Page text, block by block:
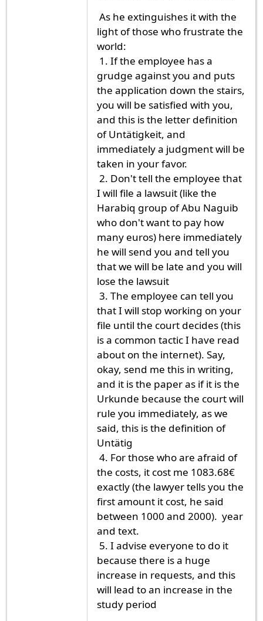
As he extinguishes it with the
light of those who frustrate the
world:
1. If the employee has a
grudge against you and puts
the application down the stairs,
you will be satisfied with you,
and this is the letter definition
of Untätigkeit, and
immediately a judgment will be
taken in your favor.
2. Don't tell the employee that
I will file a lawsuit (like the
Harabiq group of Abu Naguib
who don't want to pay how
many euros) here immediately
he will send you and tell you
that we will be late and you will
lose the lawsuit
3. The employee can tell you
that I will stop working on your
file until the court decides (this
is a common tactic I have read
about on the internet). Say,
okay, send me this in writing,
and it is the paper as if it is the
Urkunde because the court will
rule you immediately, as we
said, this is the definition of
Untätig
4. For those who are afraid of
the costs, it cost me 1083.68€
exactly (the lawyer tells you the
first amount it cost, he said
between 1000 and 2000). year
and text.
5. I advise everyone to do it
because there is a huge
increase in requests, and this
will lead to an increase in the
study period